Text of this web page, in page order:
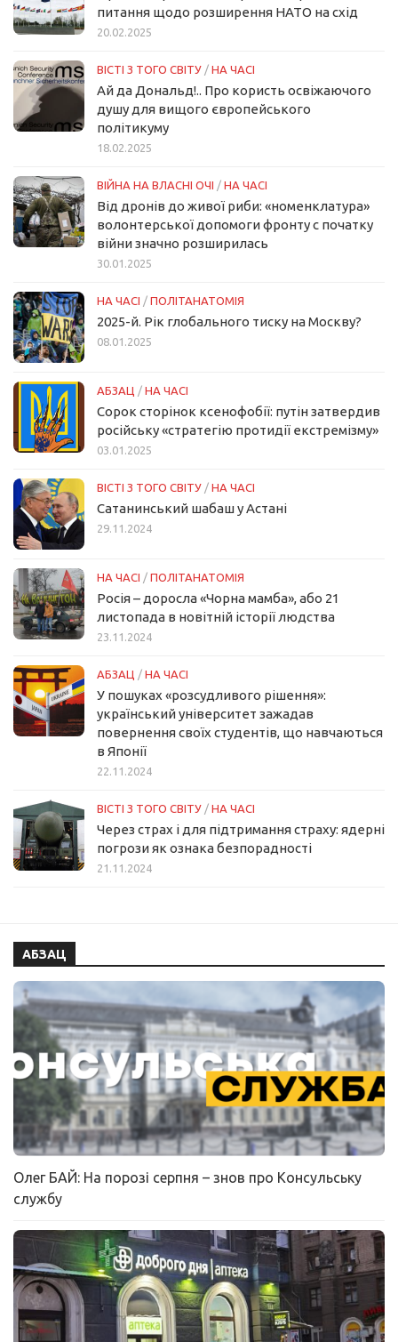
питання щодо розширення НАТО на схід
20.02.2025
ВІСТІ З ТОГО СВІТУ / НА ЧАСІ
Ай да Дональд!.. Про користь освіжаючого
душу для вищого європейського
політикуму
18.02.2025
ВІЙНА НА ВЛАСНІ ОЧІ / НА ЧАСІ
Від дронів до живої риби: «номенклатура»
волонтерської допомоги фронту с початку
війни значно розширилась
30.01.2025
НА ЧАСІ / ПОЛІТАНАТОМІЯ
2025-й. Рік глобального тиску на Москву?
08.01.2025
АБЗАЦ / НА ЧАСІ
Сорок сторінок ксенофобії: путін затвердив
російську «стратегію протидії екстремізму»
03.01.2025
ВІСТІ З ТОГО СВІТУ / НА ЧАСІ
Сатанинський шабаш у Астані
29.11.2024
НА ЧАСІ / ПОЛІТАНАТОМІЯ
Росія – доросла «Чорна мамба», або 21
листопада в новітній історії людства
23.11.2024
АБЗАЦ / НА ЧАСІ
У пошуках «розсудливого рішення»:
український університет зажадав
повернення своїх студентів, що навчаються
в Японії
22.11.2024
ВІСТІ З ТОГО СВІТУ / НА ЧАСІ
Через страх і для підтримання страху: ядерні
погрози як ознака безпорадності
21.11.2024
АБЗАЦ
Олег БАЙ: На порозі серпня – знов про Консульську
службу